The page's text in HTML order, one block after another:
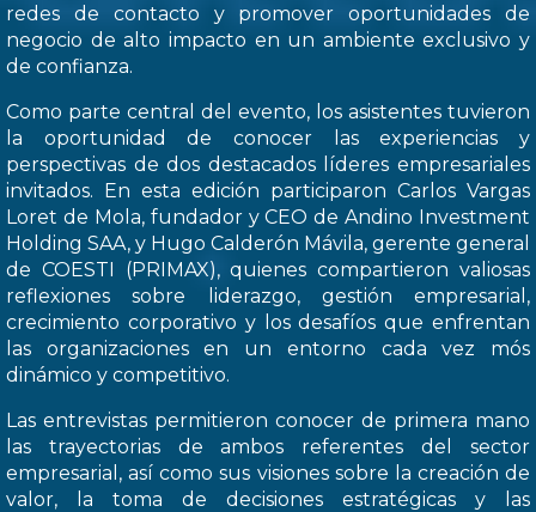
redes de contacto y promover oportunidades de
negocio de alto impacto en un ambiente exclusivo y
de confianza.
Como parte central del evento, los asistentes tuvieron
la oportunidad de conocer las experiencias y
perspectivas de dos destacados líderes empresariales
invitados. En esta edición participaron Carlos Vargas
Loret de Mola, fundador y CEO de Andino Investment
Holding SAA, y Hugo Calderón Mávila, gerente general
de COESTI (PRIMAX), quienes compartieron valiosas
reflexiones sobre liderazgo, gestión empresarial,
crecimiento corporativo y los desafíos que enfrentan
las organizaciones en un entorno cada vez mós
dinámico y competitivo.
Las entrevistas permitieron conocer de primera mano
las trayectorias de ambos referentes del sector
empresarial, así como sus visiones sobre la creación de
valor, la toma de decisiones estratégicas y las